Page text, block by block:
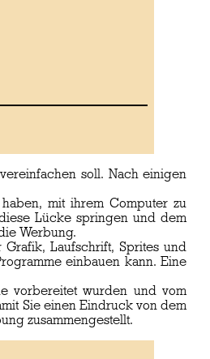
soll. Nach einigen
mit ihrem Computer zu
Lücke springen und dem
Werbung.
Grafik, Laufschrift, Sprites und
einbauen kann. Eine
vorbereitet wurden und vom
Sie einen Eindruck von dem
zusammengestellt.